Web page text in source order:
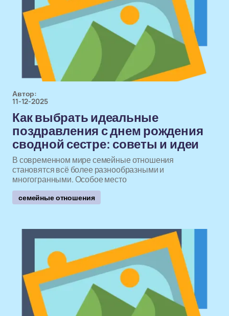
Автор:
11-12-2025
Как выбрать идеальные
поздравления с днем рождения
сводной сестре: советы и идеи
В современном мире семейные отношения
становятся всё более разнообразными и
многогранными. Особое место
семейные отношения